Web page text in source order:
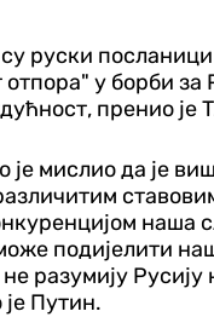
руски
у борби за
пренио је
је мислио да је
наша
подијелити
разумију
Путин.